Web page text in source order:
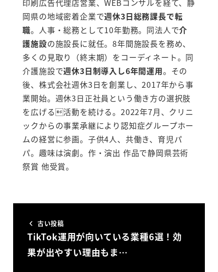
印刷広告代理店営業、WEBコンサルを経て、静
岡県の地域密着企業で週休3日総務課長で転
職。人事・総務として10年勤務。同法人で介
護施設の施設長に就任。8年間施設長を務め、
多くの見取り（終末期）をコーディネート。同
介護施設で週休3日制導入し6年間運用。その
後、株式会社週休3日を創業し、2017年から事
業開始。週休3日正社員という働き方の選択肢
を広げる活動を続ける。2022年7月、クリニ
ックからの事業承継により認知症グループホー
ムの経営に参画。子供4人、共働き、育児パ
パ。趣味は演劇。作・演出 作品で静岡県芸術
祭賞 他受賞。
古い投稿
TikTok運用が向いている業種6選！効
果が出やすい理由もま…